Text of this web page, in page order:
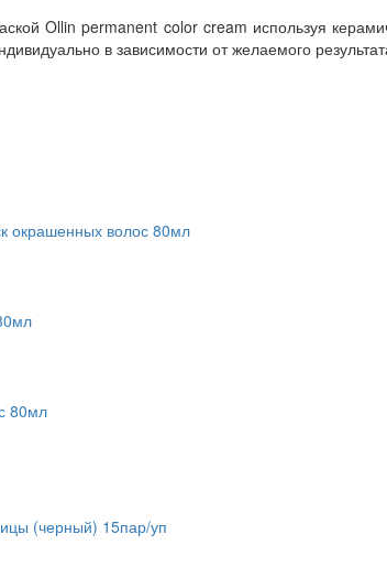
Ollin permanent color cream используя
в зависимости от желаемого
окрашенных волос 80мл
80мл
(черный) 15пар/уп